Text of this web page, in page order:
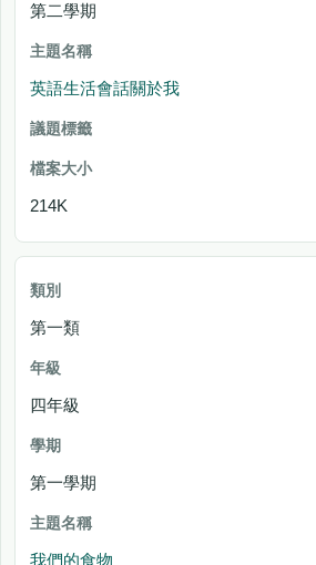
第二學期
英語生活會話關於我
214K
第一類
四年級
第一學期
我們的食物